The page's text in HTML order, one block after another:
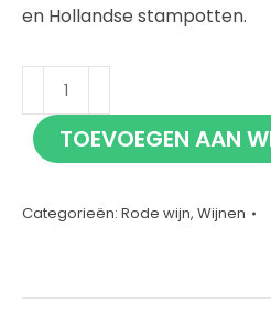
en Hollandse stampotten.
Chateau
Saby
Merlot
aantal
TOEVOEGEN AAN
Categorieën: Rode wijn, Wijnen